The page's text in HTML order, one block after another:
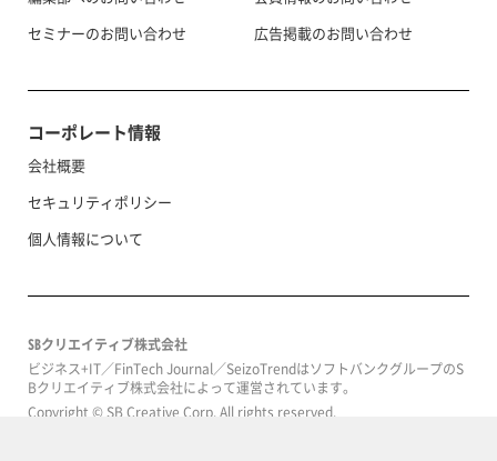
セミナーのお問い合わせ
広告掲載のお問い合わせ
コーポレート情報
会社概要
セキュリティポリシー
個人情報について
SBクリエイティブ株式会社
ビジネス+IT／FinTech Journal／SeizoTrendはソフトバンクグループのS
Bクリエイティブ株式会社によって運営されています。
Copyright © SB Creative Corp. All rights reserved.